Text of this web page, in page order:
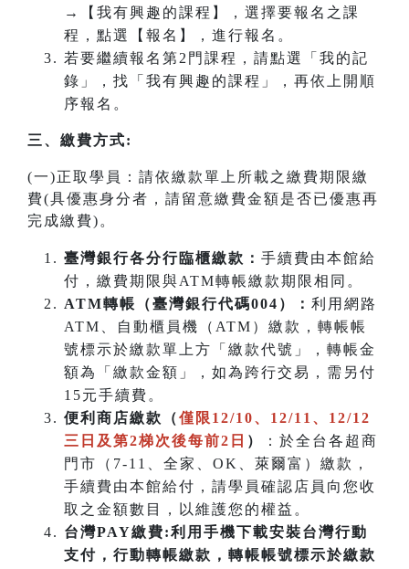
→【我有興趣的課程】，選擇要報名之課
程，點選【報名】，進行報名。
若要繼續報名第2門課程，請點選「我的記
錄」，找「我有興趣的課程」，再依上開順
序報名。
三、繳費方式:
(一)正取學員：請依繳款單上所載之繳費期限繳
費(具優惠身分者，請留意繳費金額是否已優惠再
完成繳費)。
臺灣銀行各分行臨櫃繳款： 手續費由本館給
付，繳費期限與ATM轉帳繳款期限相同。
ATM轉帳（臺灣銀行代碼004）： 利用網路
ATM、自動櫃員機（ATM）繳款，轉帳帳
號標示於繳款單上方「繳款代號」，轉帳金
額為「繳款金額」，如為跨行交易，需另付
15元手續費。
便利商店繳款（僅限12/10、12/11、12/12
三日及第2梯次後每前2日 ）
：於全台各超商
門市（7-11、全家、OK、萊爾富）繳款，
手續費由本館給付，請學員確認店員向您收
取之金額數目，以維護您的權益。
台灣PAY繳費:利用手機下載安裝台灣行動
支付，行動轉帳繳款，轉帳帳號標示於繳款